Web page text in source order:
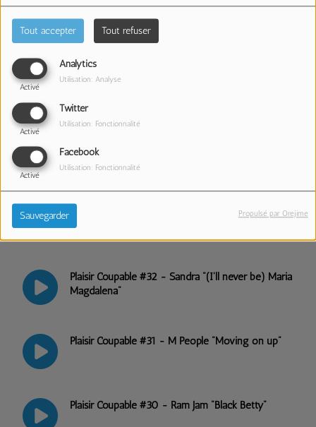
Tout accepter Tout refuser
Analytics
Activé
Utilisation: Analyse
Twitter
Activé
Utilisation: Fonctionnalité
Facebook
Activé
Utilisation: Fonctionnalité
Sauvegarder Propulsé par Orejime
Plaisir Coupable #36 - Guy Marchand "Destinée"
Plaisir Coupable #35 - Diams "DJ"
Plaisir Coupable #34 - The Bee Gees "Stayin' Alive"
Plaisir Coupable #33 - Opus "Live is life"
Plaisir Coupable #32 - Sandra "(I'll never be) Maria
Magdalena"
Plaisir Coupable #31 - M People "Moving on up"
Plaisir Coupable #30 - Ram Jam "Black Betty"